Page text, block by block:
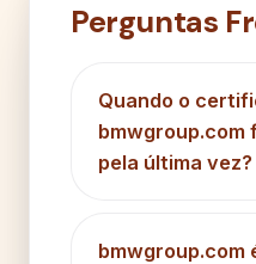
Perguntas
Quando o
bmwgroup.com
pela última vez?
bmwgroup.com